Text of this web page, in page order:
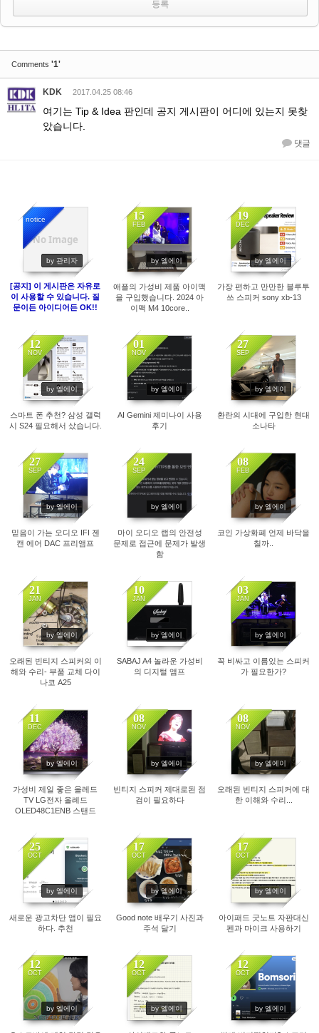
Comments '1'
KDK 2017.04.25 08:46
여기는 Tip & Idea 판인데 공지 게시판이 어디에 있는지 못찾
았습니다.
댓글
No Image
notice
by 관리자
6538
[공지] 이 게시판은 자유로
이 사용할 수 있습니다. 질
문이든 아이디어든 OK!!
15
FEB
by 엘에이
1867
애플의 가성비 제품 아이맥
을 구입했습니다. 2024 아
이맥 M4 10core..
19
DEC
by 엘에이
가장 편하고 만만한 블루투
쓰 스피커 sony xb-13
12
NOV
by 엘에이
1826
스마트 폰 추천? 삼성 갤럭
시 S24 필요해서 샀습니다.
01
NOV
by 엘에이
1876
AI Gemini 제미나이 사용
후기
27
SEP
by 엘에이
1928
환란의 시대에 구입한 현대
소나타
27
SEP
by 엘에이
1806
믿음이 가는 오디오 IFI 젠
캔 에어 DAC 프리앰프
24
SEP
by 엘에이
1854
마이 오디오 랩의 안전성
문제로 접근에 문제가 발생
함
08
FEB
by 엘에이
3131
코인 가상화폐 언제 바닥을
칠까..
21
JAN
by 엘에이
3008
오래된 빈티지 스피커의 이
해와 수리- 부품 교체 다이
나코 A25
10
JAN
by 엘에이
3434
SABAJ A4 놀라운 가성비
의 디지털 앰프
03
JAN
by 엘에이
3111
꼭 비싸고 이름있는 스피커
가 필요한가?
11
DEC
by 엘에이
3170
가성비 제일 좋은 올레드
TV LG전자 올레드
OLED48C1ENB 스탠드
08
NOV
by 엘에이
3195
빈티지 스피커 제대로된 점
검이 필요하다
08
NOV
by 엘에이
3530
오래된 빈티지 스피커에 대
한 이해와 수리...
25
OCT
by 엘에이
새로운 광고차단 앱이 필요
하다. 추천
17
OCT
by 엘에이
2933
Good note 배우기 사진과
주석 달기
17
OCT
by 엘에이
2156
아이패드 굿노트 자판대신
펜과 마이크 사용하기
12
OCT
by 엘에이
2075
12
OCT
by 엘에이
1944
12
OCT
by 엘에이
2145